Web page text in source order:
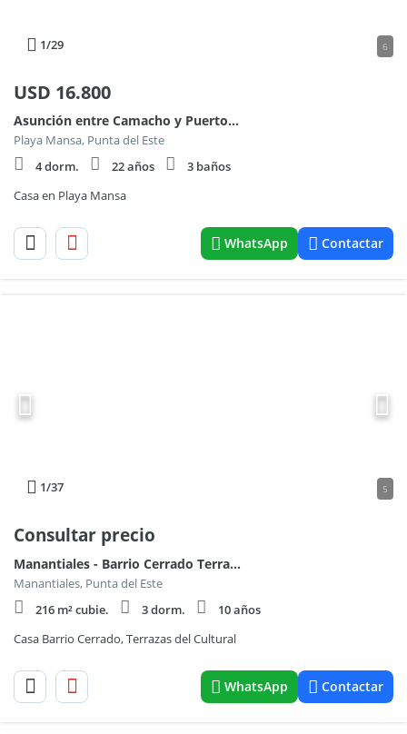
1/29 6
USD 16.800
Asunción entre Camacho y Puerto de la Candelaria
Playa Mansa, Punta del Este
4 dorm.
22 años
3 baños
Casa en Playa Mansa
WhatsApp Contactar
1/37 5
Consultar precio
Manantiales - Barrio Cerrado Terrazas Del Cultural
Manantiales, Punta del Este
216 m² cubie.
3 dorm.
10 años
Casa Barrio Cerrado, Terrazas del Cultural
WhatsApp Contactar